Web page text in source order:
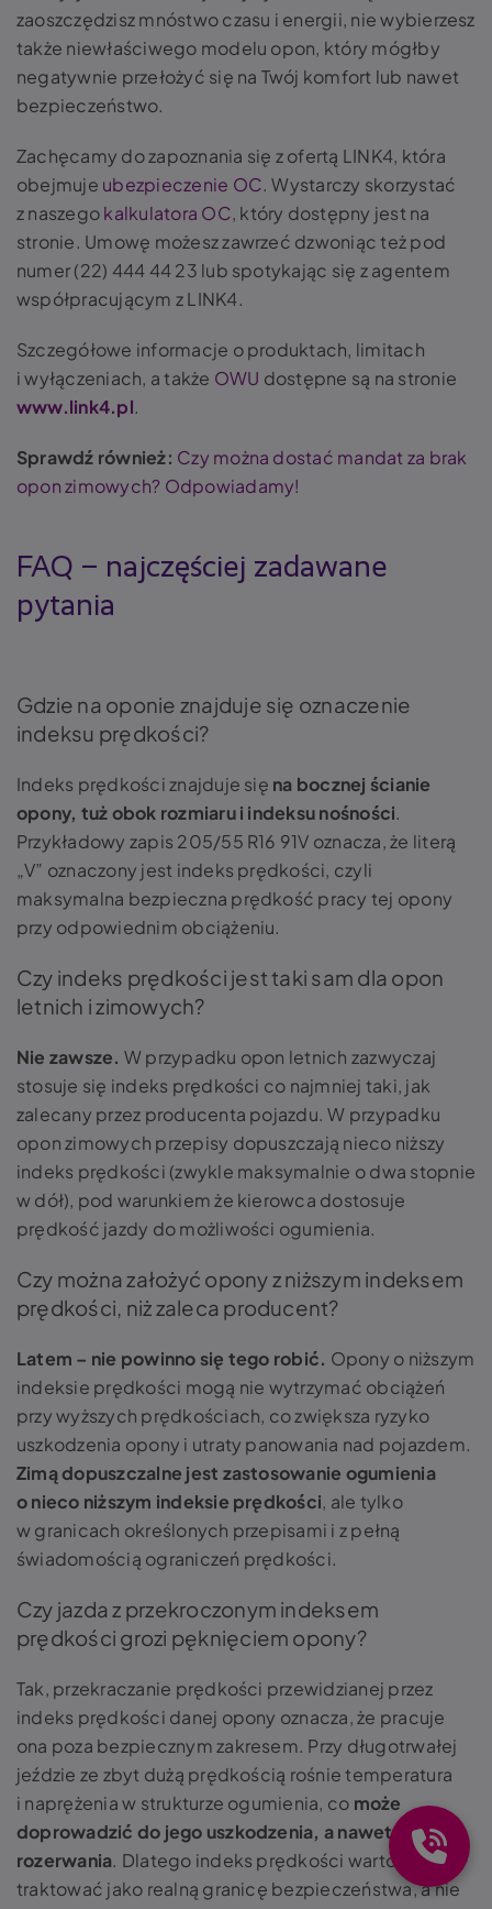
zaoszczędzisz mnóstwo czasu i energii, nie wybierzesz
także niewłaściwego modelu opon, który mógłby
negatywnie przełożyć się na Twój komfort lub nawet
bezpieczeństwo.
Zachęcamy do zapoznania się z ofertą LINK4, która
obejmuje ubezpieczenie OC. Wystarczy skorzystać
z naszegokalkulatora OC, który dostępny jest na
stronie. Umowę możesz zawrzeć dzwoniąc też pod
numer (22) 444 44 23 lub spotykając się z agentem
współpracującym z LINK4.
Szczegółowe informacje o produktach, limitach
i wyłączeniach, a także OWU dostępne są na stronie
www.link4.pl.
Sprawdź również: Czy można dostać mandat za brak
opon zimowych? Odpowiadamy!
FAQ – najczęściej zadawane
pytania
Gdzie na oponie znajduje się oznaczenie
indeksu prędkości?
Indeks prędkości znajduje się na bocznej ścianie
opony, tuż obok rozmiaru i indeksu nośności.
Przykładowy zapis 205/55 R16 91V oznacza, że literą
„V” oznaczony jest indeks prędkości, czyli
maksymalna bezpieczna prędkość pracy tej opony
przy odpowiednim obciążeniu.
Czy indeks prędkości jest taki sam dla opon
letnich i zimowych?
Nie zawsze. W przypadku opon letnich zazwyczaj
stosuje się indeks prędkości co najmniej taki, jak
zalecany przez producenta pojazdu. W przypadku
opon zimowych przepisy dopuszczają nieco niższy
indeks prędkości (zwykle maksymalnie o dwa stopnie
w dół), pod warunkiem że kierowca dostosuje
prędkość jazdy do możliwości ogumienia.
Czy można założyć opony z niższym indeksem
prędkości, niż zaleca producent?
Latem – nie powinno się tego robić. Opony o niższym
indeksie prędkości mogą nie wytrzymać obciążeń
przy wyższych prędkościach, co zwiększa ryzyko
uszkodzenia opony i utraty panowania nad pojazdem.
Zimą dopuszczalne jest zastosowanie ogumienia
o nieco niższym indeksie prędkości, ale tylko
w granicach określonych przepisami i z pełną
świadomością ograniczeń prędkości.
Czy jazda z przekroczonym indeksem
prędkości grozi pęknięciem opony?
Tak, przekraczanie prędkości przewidzianej przez
indeks prędkości danej opony oznacza, że pracuje
ona poza bezpiecznym zakresem. Przy długotrwałej
jeździe ze zbyt dużą prędkością rośnie temperatura
i naprężenia w strukturze ogumienia, co może
doprowadzić do jego uszkodzenia, a nawet
rozerwania. Dlatego indeks prędkości warto
traktować jako realną granicę bezpieczeństwa, a nie